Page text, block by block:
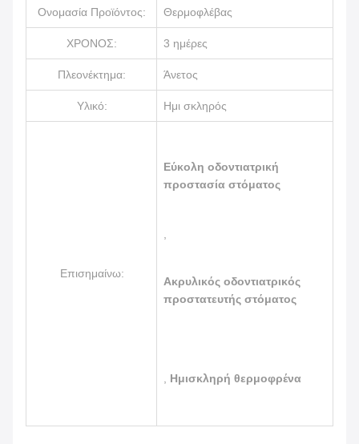
Ονομασία Προϊόντος: Θερμοφλέβας
ΧΡΟΝΟΣ: 3 ημέρες
Πλεονέκτημα: Άνετος
Υλικό: Ημι σκληρός
Επισημαίνω:
Εύκολη οδοντιατρική
προστασία στόματος
Ακρυλικός οδοντιατρικός
προστατευτής στόματος
Ημισκληρή θερμοφρένα